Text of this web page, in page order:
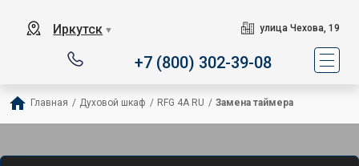
Иркутск ▼ улица Чехова, 19
+7 (800) 302-39-08
Главная / Духовой шкаф / RFG 4A RU / Замена таймера